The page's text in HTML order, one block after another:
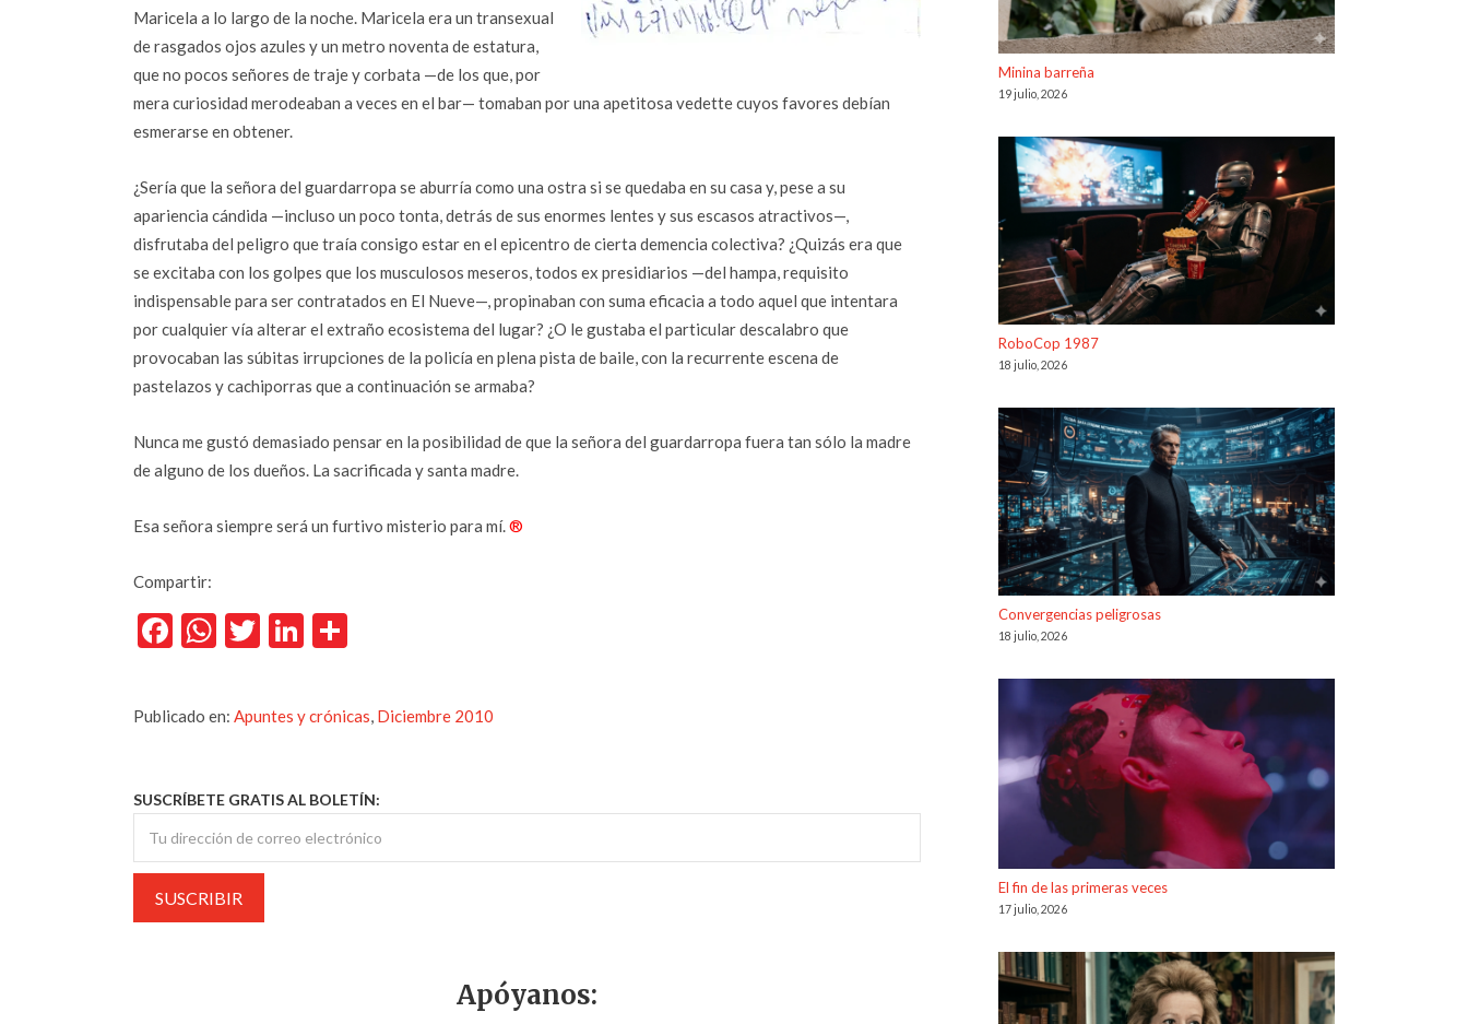
Maricela a lo largo de la noche. Maricela era un transexual
de rasgados ojos azules y un metro noventa de estatura,
que no pocos señores de traje y corbata —de los que, por
mera curiosidad merodeaban a veces en el bar— tomaban por una apetitosa vedette cuyos favores debían
esmerarse en obtener.
¿Sería que la señora del guardarropa se aburría como una ostra si se quedaba en su casa y, pese a su
apariencia cándida —incluso un poco tonta, detrás de sus enormes lentes y sus escasos atractivos—,
disfrutaba del peligro que traía consigo estar en el epicentro de cierta demencia colectiva? ¿Quizás era que
se excitaba con los golpes que los musculosos meseros, todos ex presidiarios —del hampa, requisito
indispensable para ser contratados en El Nueve—, propinaban con suma eficacia a todo aquel que intentara
por cualquier vía alterar el extraño ecosistema del lugar? ¿O le gustaba el particular descalabro que
provocaban las súbitas irrupciones de la policía en plena pista de baile, con la recurrente escena de
pastelazos y cachiporras que a continuación se armaba?
Nunca me gustó demasiado pensar en la posibilidad de que la señora del guardarropa fuera tan sólo la madre
de alguno de los dueños. La sacrificada y santa madre.
Esa señora siempre será un furtivo misterio para mí.®
Compartir:
Facebook
WhatsApp
TwitterLinkedIn
Publicado en: Apuntes y crónicas, Diciembre 2010
SUSCRÍBETE GRATIS AL BOLETÍN:
Apóyanos:
Minina barreña
19 julio, 2026
RoboCop 1987
18 julio, 2026
Convergencias peligrosas
18 julio, 2026
El fin de las primeras veces
17 julio, 2026